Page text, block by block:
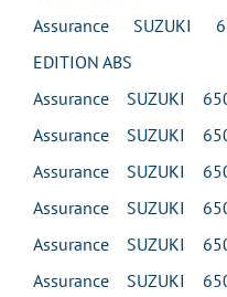
Assurance SUZUKI
EDITION ABS
Assurance SUZUKI 650
Assurance SUZUKI
Assurance SUZUKI
Assurance SUZUKI
Assurance SUZUKI
Assurance SUZUKI